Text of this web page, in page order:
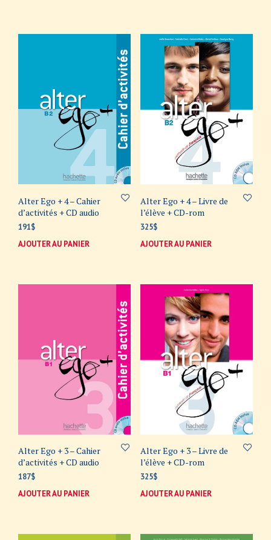
Alter Ego + 4 – Cahier
d’activités + CD audio
191$
AJOUTER AU PANIER
Alter Ego + 4 – Livre de
l’élève + CD-rom
325$
AJOUTER AU PANIER
Alter Ego + 3 – Cahier
d’activités + CD audio
187$
AJOUTER AU PANIER
Alter Ego + 3 – Livre de
l’élève + CD-rom
325$
AJOUTER AU PANIER